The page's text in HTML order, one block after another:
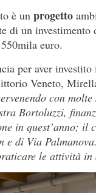
è un progetto
di un
euro.
per aver
Veneto,
con
Bortoluzzi,
in quest’anno;
e di Via
le attività